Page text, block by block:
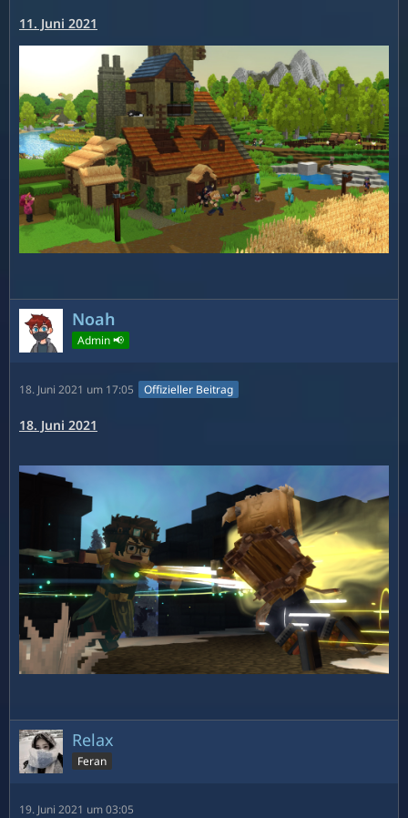
11. Juni 2021
Noah
Admin 📢
18. Juni 2021 um 17:05 Offizieller Beitrag
18. Juni 2021
Relax
Feran
19. Juni 2021 um 03:05